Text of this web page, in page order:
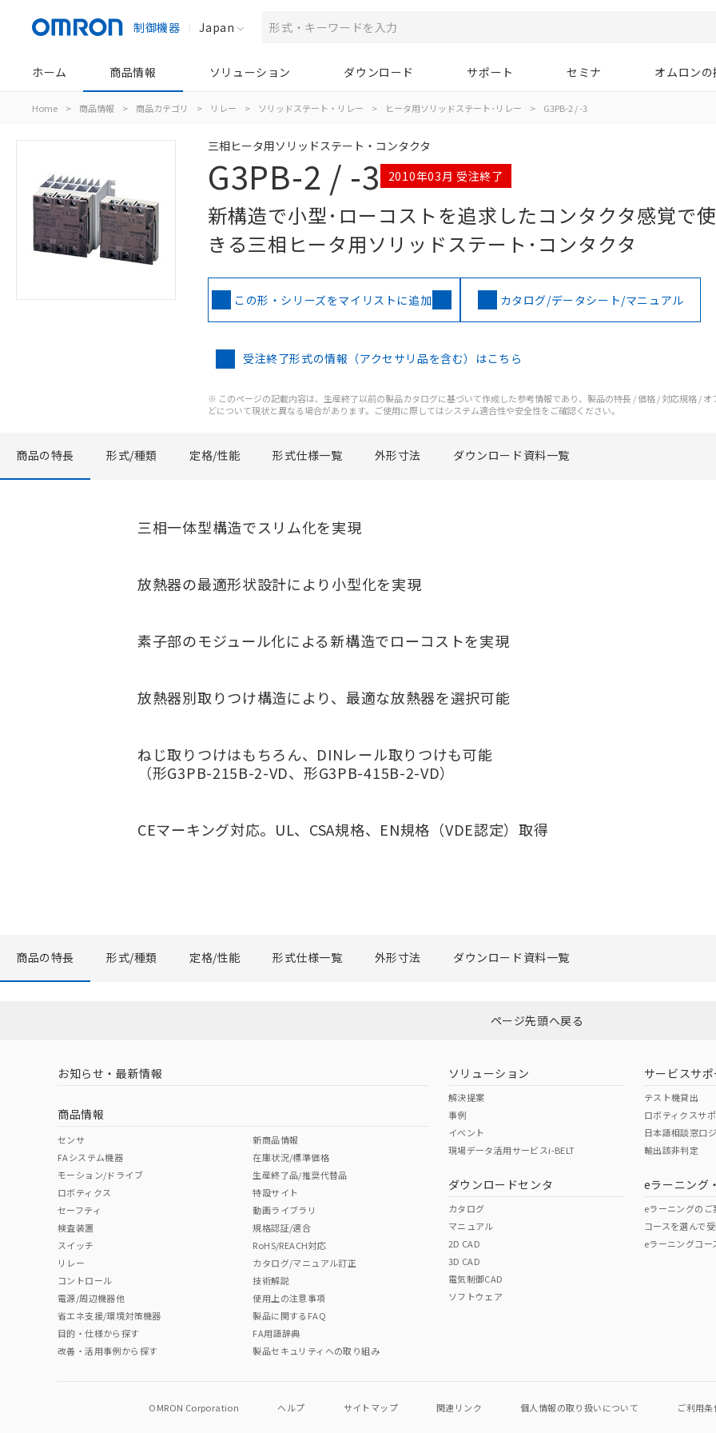
制御機器 Japan
ホーム 商品情報 ソリューション ダウンロード サポート セミナ オムロン
Home > 商品情報 > 商品カテゴリ > リレー > ソリッドステート・リレー > ヒータ用ソリッドステート･リレー > G3PB-2 / -3
三相ヒータ用ソリッドステート・コンタクタ
G3PB-2 / -3 2010年03月 受注終了
新構造で小型･ローコストを追求したコンタクタ感覚で
きる三相ヒータ用ソリッドステート･コンタクタ
この形・シリーズをマイリストに追加 カタログ/データシート/マニュアル
受注終了形式の情報（アクセサリ品を含む）はこちら
※ このページの記載内容は、生産終了以前の製品カタログに基づいて作成した参考情報であり、製品の特長 / 価格 / 対応規格 / オ
どについて現状と異なる場合があります。ご使用に際してはシステム適合性や安全性をご確認ください。
商品の特長 形式/種類 定格/性能 形式仕様一覧 外形寸法 ダウンロード資料一覧
三相一体型構造でスリム化を実現
放熱器の最適形状設計により小型化を実現
素子部のモジュール化による新構造でローコストを実現
放熱器別取りつけ構造により、最適な放熱器を選択可能
ねじ取りつけはもちろん、DINレール取りつけも可能
（形G3PB-215B-2-VD、形G3PB-415B-2-VD）
CEマーキング対応。UL、CSA規格、EN規格（VDE認定）取得
商品の特長 形式/種類 定格/性能 形式仕様一覧 外形寸法 ダウンロード資料一覧
ページ先頭へ戻る
お知らせ・最新情報
商品情報
センサ
FAシステム機器
モーション/ドライブ
ロボティクス
セーフティ
検査装置
スイッチ
リレー
コントロール
電源/周辺機器他
省エネ支援/環境対策機器
目的・仕様から探す
改善・活用事例から探す
新商品情報
在庫状況/標準価格
生産終了品/推奨代替品
特設サイト
動画ライブラリ
規格認証/適合
RoHS/REACH対応
カタログ/マニュアル訂正
技術解説
使用上の注意事項
製品に関するFAQ
FA用語辞典
製品セキュリティへの取り組み
ソリューション
解決提案
事例
イベント
現場データ活用サービスi-BELT
ダウンロードセンタ
カタログ
マニュアル
2D CAD
3D CAD
電気制御CAD
ソフトウェア
サービスサポ
テスト機貸出
ロボティクスサ
日本語相談窓口
輸出該非判定
eラーニング
eラーニングのご
コースを選んで
eラーニングコー
OMRON Corporation ヘルプ サイトマップ 関連リンク 個人情報の取り扱いについて ご利用条